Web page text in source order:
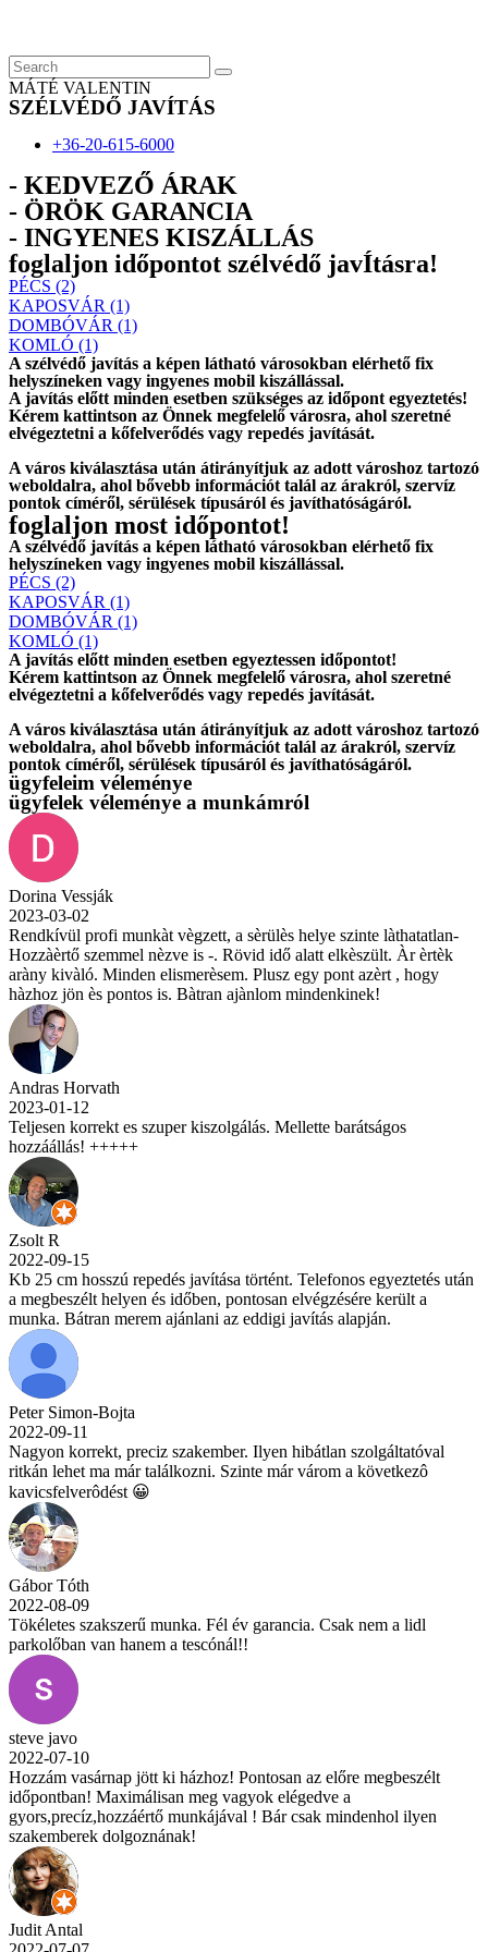
content
MÁTÉ VALENTIN
SZÉLVÉDŐ JAVÍTÁS
+36-20-615-6000
- KEDVEZŐ ÁRAK
- ÖRÖK GARANCIA
- INGYENES KISZÁLLÁS
foglaljon időpontot szélvédő javÍtásra!
PÉCS (2)
KAPOSVÁR (1)
DOMBÓVÁR (1)
KOMLÓ (1)
A szélvédő javítás a képen látható városokban elérhető fix
helyszíneken vagy ingyenes mobil kiszállással.
A javítás előtt minden esetben szükséges az időpont egyeztetés!
Kérem kattintson az Önnek megfelelő városra, ahol szeretné
elvégeztetni a kőfelverődés vagy repedés javítását.
A város kiválasztása után átirányítjuk az adott városhoz tartozó
weboldalra, ahol bővebb információt talál az árakról, szervíz
pontok címéről, sérülések típusáról és javíthatóságáról.
foglaljon most időpontot!
A szélvédő javítás a képen látható városokban elérhető fix
helyszíneken vagy ingyenes mobil kiszállással.
PÉCS (2)
KAPOSVÁR (1)
DOMBÓVÁR (1)
KOMLÓ (1)
A javítás előtt minden esetben egyeztessen időpontot!
Kérem kattintson az Önnek megfelelő városra, ahol szeretné
elvégeztetni a kőfelverődés vagy repedés javítását.
A város kiválasztása után átirányítjuk az adott városhoz tartozó
weboldalra, ahol bővebb információt talál az árakról, szervíz
pontok címéről, sérülések típusáról és javíthatóságáról.
ügyfeleim véleménye
ügyfelek véleménye a munkámról
Dorina Vessják
2023-03-02
Rendkívül profi munkàt vègzett, a sèrülès helye szinte làthatatlan-
Hozzàèrtő szemmel nèzve is -. Rövid idő alatt elkèszült. Àr èrtèk
aràny kivàló. Minden elismerèsem. Plusz egy pont azèrt , hogy
hàzhoz jön ès pontos is. Bàtran ajànlom mindenkinek!
Andras Horvath
2023-01-12
Teljesen korrekt es szuper kiszolgálás. Mellette barátságos
hozzáállás! +++++
Zsolt R
2022-09-15
Kb 25 cm hosszú repedés javítása történt. Telefonos egyeztetés után
a megbeszélt helyen és időben, pontosan elvégzésére került a
munka. Bátran merem ajánlani az eddigi javítás alapján.
Peter Simon-Bojta
2022-09-11
Nagyon korrekt, preciz szakember. Ilyen hibátlan szolgáltatóval
ritkán lehet ma már találkozni. Szinte már várom a következô
kavicsfelverôdést 😀
Gábor Tóth
2022-08-09
Tökéletes szakszerű munka. Fél év garancia. Csak nem a lidl
parkolőban van hanem a tescónál!!
steve javo
2022-07-10
Hozzám vasárnap jött ki házhoz! Pontosan az előre megbeszélt
időpontban! Maximálisan meg vagyok elégedve a
gyors,precíz,hozzáértő munkájával ! Bár csak mindenhol ilyen
szakemberek dolgoznának!
Judit Antal